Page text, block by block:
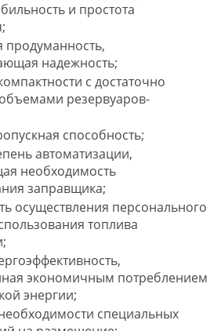
и простота
продуманность,
надежность;
с достаточно
резервуаров-
способность;
автоматизации,
необходимость
заправщика;
осуществления персонального
топлива
экономичным потреблением
энергии;
необходимости специальных